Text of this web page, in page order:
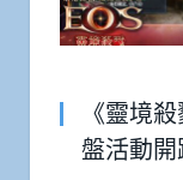
《靈境
盤活動開